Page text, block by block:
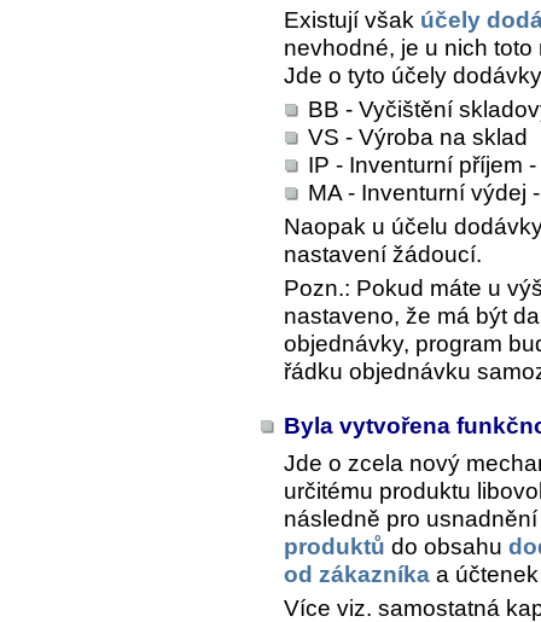
Existují však účely
nevhodné, je u nich
Jde o tyto účely
BB - Vyčištění
VS - Výroba na sklad
IP - Inventurní příjem
MA - Inventurní výdej
Naopak u účelu
nastavení žádoucí.
Pozn.: Pokud máte u
nastaveno, že má být
objednávky, program
řádku objednávku
Byla vytvořena
Jde o zcela nový
určitému produktu
následně pro
produktů do obsahu
od zákazníka a
Více viz. samostatná